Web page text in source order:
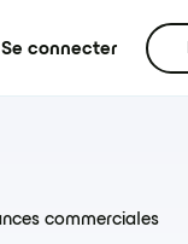
Se connecter